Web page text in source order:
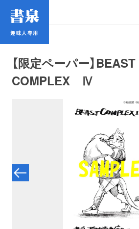
趣味人専用
【限定ペーパー】BEAST
COMPLEX Ⅳ
趣味人専用
コミック・ラノベ